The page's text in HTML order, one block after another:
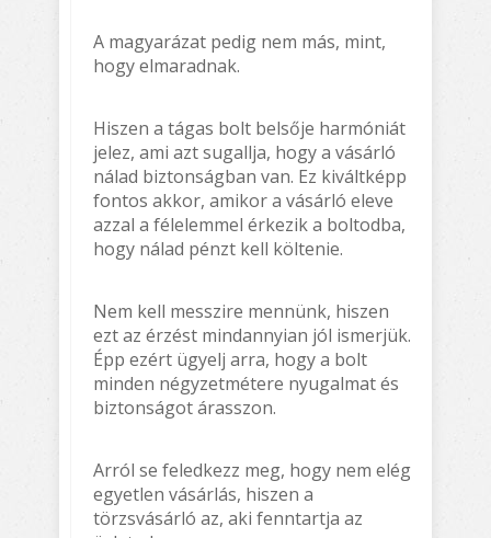
A magyarázat pedig nem más, mint,
hogy elmaradnak.
Hiszen a tágas bolt belsője harmóniát
jelez, ami azt sugallja, hogy a vásárló
nálad biztonságban van. Ez kiváltképp
fontos akkor, amikor a vásárló eleve
azzal a félelemmel érkezik a boltodba,
hogy nálad pénzt kell költenie.
Nem kell messzire mennünk, hiszen
ezt az érzést mindannyian jól ismerjük.
Épp ezért ügyelj arra, hogy a bolt
minden négyzetmétere nyugalmat és
biztonságot árasszon.
Arról se feledkezz meg, hogy nem elég
egyetlen vásárlás, hiszen a
törzsvásárló az, aki fenntartja az